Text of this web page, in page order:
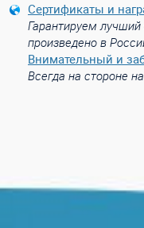
Сертификаты и
Гарантируем
произведено в
Внимательный и
Всегда на стороне